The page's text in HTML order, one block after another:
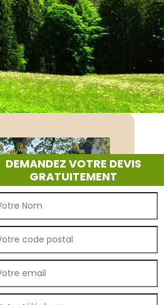
DEMANDEZ VOTRE DEVIS
GRATUITEMENT